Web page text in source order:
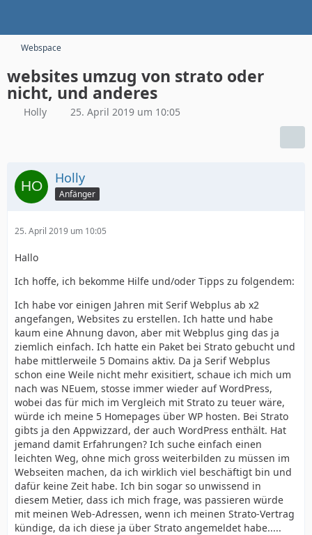
Webspace
websites umzug von strato oder
nicht, und anderes
Holly 25. April 2019 um 10:05
Holly
Anfänger
25. April 2019 um 10:05
Hallo
Ich hoffe, ich bekomme Hilfe und/oder Tipps zu folgendem:
Ich habe vor einigen Jahren mit Serif Webplus ab x2
angefangen, Websites zu erstellen. Ich hatte und habe
kaum eine Ahnung davon, aber mit Webplus ging das ja
ziemlich einfach. Ich hatte ein Paket bei Strato gebucht und
habe mittlerweile 5 Domains aktiv. Da ja Serif Webplus
schon eine Weile nicht mehr exisitiert, schaue ich mich um
nach was NEuem, stosse immer wieder auf WordPress,
wobei das für mich im Vergleich mit Strato zu teuer wäre,
würde ich meine 5 Homepages über WP hosten. Bei Strato
gibts ja den Appwizzard, der auch WordPress enthält. Hat
jemand damit Erfahrungen? Ich suche einfach einen
leichten Weg, ohne mich gross weiterbilden zu müssen im
Webseiten machen, da ich wirklich viel beschäftigt bin und
dafür keine Zeit habe. Ich bin sogar so unwissend in
diesem Metier, dass ich mich frage, was passieren würde
mit meinen Web-Adressen, wenn ich meinen Strato-Vertrag
kündige, da ich diese ja über Strato angemeldet habe.....